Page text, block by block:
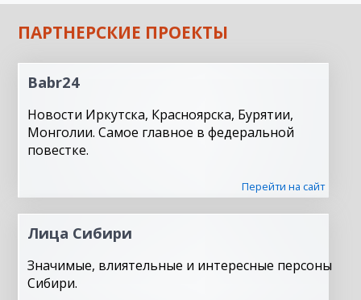
ПАРТНЕРСКИЕ ПРОЕКТЫ
Babr24
Новости Иркутска, Красноярска, Бурятии,
Монголии. Самое главное в федеральной
повестке.
Перейти на сайт
Лица Сибири
Значимые, влиятельные и интересные персоны
Сибири.